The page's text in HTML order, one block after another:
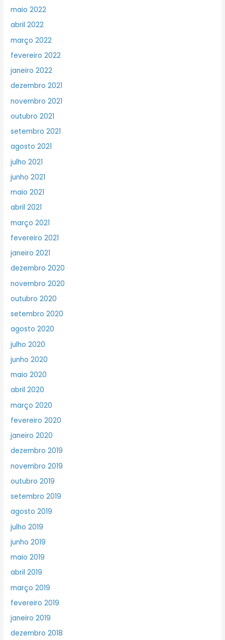
maio 2022
abril 2022
março 2022
fevereiro 2022
janeiro 2022
dezembro 2021
novembro 2021
outubro 2021
setembro 2021
agosto 2021
julho 2021
junho 2021
maio 2021
abril 2021
março 2021
fevereiro 2021
janeiro 2021
dezembro 2020
novembro 2020
outubro 2020
setembro 2020
agosto 2020
julho 2020
junho 2020
maio 2020
abril 2020
março 2020
fevereiro 2020
janeiro 2020
dezembro 2019
novembro 2019
outubro 2019
setembro 2019
agosto 2019
julho 2019
junho 2019
maio 2019
abril 2019
março 2019
fevereiro 2019
janeiro 2019
dezembro 2018